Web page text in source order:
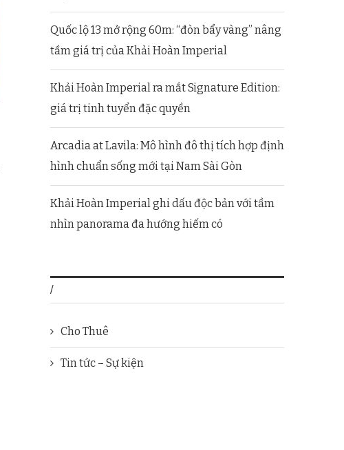
Quốc lộ 13 mở rộng 60m: “đòn bẩy vàng” nâng
tầm giá trị của Khải Hoàn Imperial
Khải Hoàn Imperial ra mắt Signature Edition:
giá trị tinh tuyển đặc quyền
Arcadia at Lavila: Mô hình đô thị tích hợp định
hình chuẩn sống mới tại Nam Sài Gòn
Khải Hoàn Imperial ghi dấu độc bản với tầm
nhìn panorama đa hướng hiếm có
/
Cho Thuê
Tin tức – Sự kiện